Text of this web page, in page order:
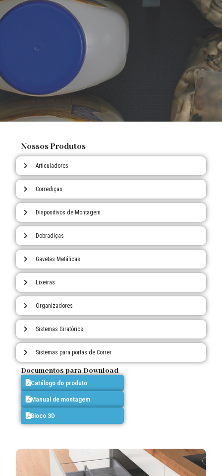
Nossos Produtos
Articuladores
Corrediças
Dispositivos de Montagem
Dobradiças
Gavetas Metálicas
Lixeiras
Organizadores
Sistemas Giratórios
Sistemas para portas de Correr
Documentos para Download
Catálogo do produto
Manual de montagem
Bloco 3D